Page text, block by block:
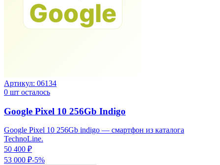
Артикул: 06134
0 шт осталось
Google Pixel 10 256Gb Indigo
Google Pixel 10 256Gb indigo — смартфон из каталога
TechnoLine.
50 400 ₽
53 000 ₽-5%